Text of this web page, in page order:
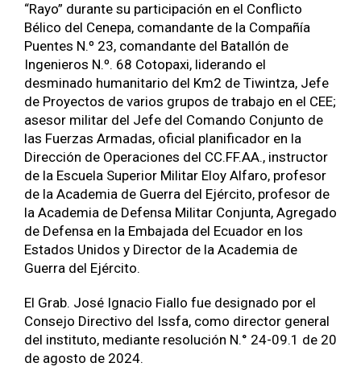
“Rayo” durante su participación en el Conflicto
Bélico del Cenepa, comandante de la Compañía
Puentes N.º 23, comandante del Batallón de
Ingenieros N.º. 68 Cotopaxi, liderando el
desminado humanitario del Km2 de Tiwintza, Jefe
de Proyectos de varios grupos de trabajo en el CEE;
asesor militar del Jefe del Comando Conjunto de
las Fuerzas Armadas, oficial planificador en la
Dirección de Operaciones del CC.FF.AA., instructor
de la Escuela Superior Militar Eloy Alfaro, profesor
de la Academia de Guerra del Ejército, profesor de
la Academia de Defensa Militar Conjunta, Agregado
de Defensa en la Embajada del Ecuador en los
Estados Unidos y Director de la Academia de
Guerra del Ejército.
El Grab. José Ignacio Fiallo fue designado por el
Consejo Directivo del Issfa, como director general
del instituto, mediante resolución N.° 24-09.1 de 20
de agosto de 2024.